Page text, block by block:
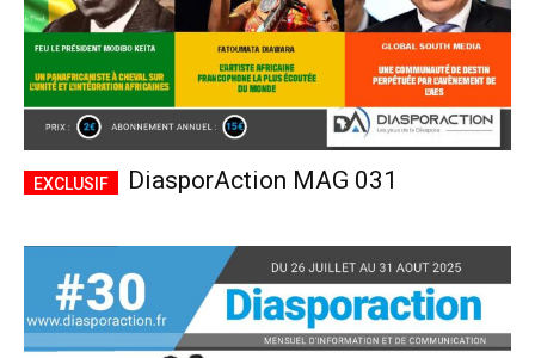
DiasporAction MAG 031